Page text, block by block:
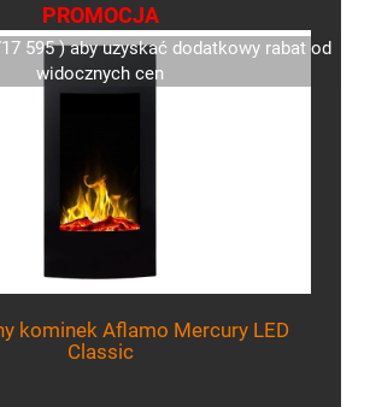
kominek Aflamo Mercury LED
Classic
PROMOCJA
595 ) aby uzyskać dodatkowy rabat od
widocznych cen